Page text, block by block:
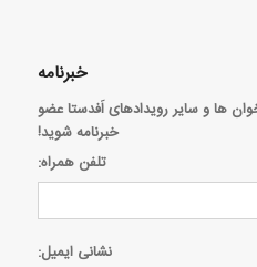
خبرنامه
ها و سایر رویدادهای اَفدستا عضو
خبرنامه شوید!
تلفن همراه:
نشانی ایمیل: